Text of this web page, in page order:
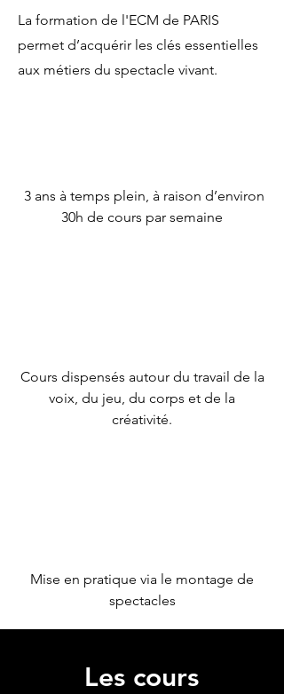
La formation de l'ECM de PARIS
permet d’acquérir les clés essentielles
aux métiers du spectacle vivant.
3 ans à temps plein, à raison d’environ
30h de cours par semaine
Cours dispensés autour du travail de la
voix, du jeu, du corps et de la
créativité.
Mise en pratique via le montage de
spectacles
Les cours